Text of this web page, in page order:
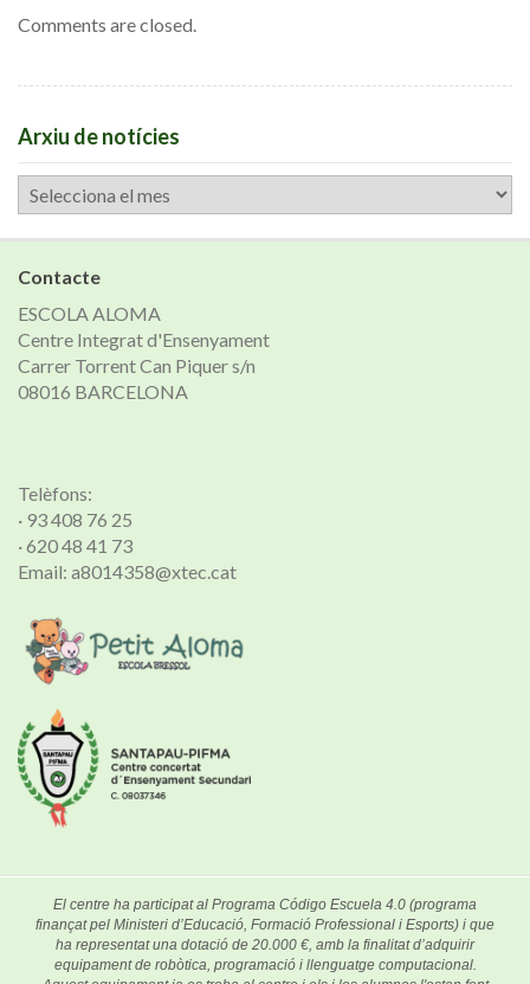
Comments are closed.
Arxiu de notícies
Arxiu
de
notícies
Contacte
ESCOLA ALOMA
Centre Integrat d'Ensenyament
Carrer Torrent Can Piquer s/n
08016 BARCELONA
Telèfons:
· 93 408 76 25
· 620 48 41 73
Email: a8014358@xtec.cat
El centre ha participat al Programa Código Escuela 4.0 (programa
finançat pel Ministeri d’Educació, Formació Professional i Esports) i que
ha representat una dotació de 20.000 €, amb la finalitat d’adquirir
equipament de robòtica, programació i llenguatge computacional.